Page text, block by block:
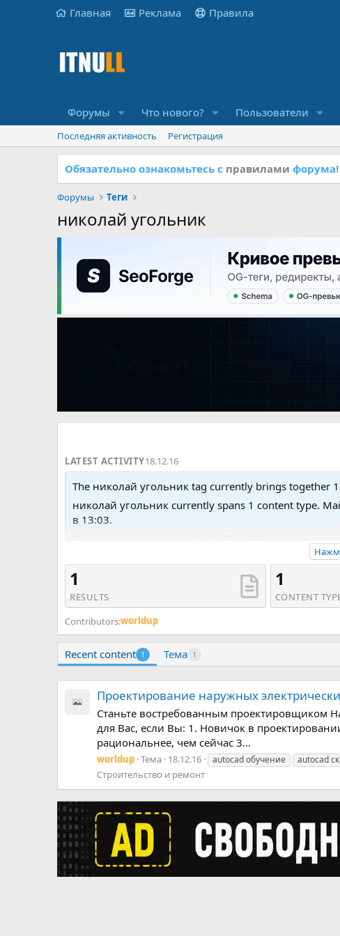
Главная Реклама Правила
Форумы Что нового? Пользователи
Последняя активность Регистрация
Обязательно ознакомьтесь с правилами форума!
Форумы Теги
николай угольник
LATEST ACTIVITY18.12.16
The николай угольник tag currently brings together
николай угольник currently spans 1 content type.
в 13:03.
Recent tagged content includes Тема
1
RESULTS
1
CONTENT
Contributors:worldup
Recent content 1 Тема 1
Проектирование наружных
Станьте востребованным проектировщиком
для Вас, если Вы: 1. Новичок в
рациональнее, чем сейчас 3...
worldup Тема 18.12.16 autocad обучение autocad
Строительство и ремонт